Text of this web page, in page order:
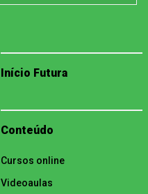
Início Futura
Conteúdo
Cursos online
Videoaulas